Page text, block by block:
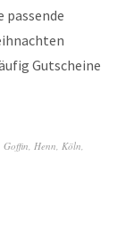
Gutscheine
Goffin Henn Köln